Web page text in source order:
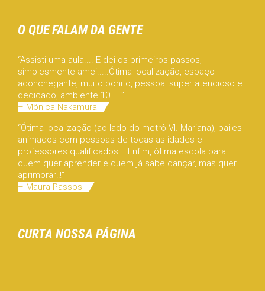
O QUE FALAM DA GENTE
“Assisti uma aula.... E dei os primeiros passos,
simplesmente amei.....Ótima localização, espaço
aconchegante, muito bonito, pessoal super atencioso e
dedicado, ambiente 10.....”
– Mônica Nakamura
“Ótima localização (ao lado do metrô Vl. Mariana), bailes
animados com pessoas de todas as idades e
professores qualificados... Enfim, ótima escola para
quem quer aprender e quem já sabe dançar, mas quer
aprimorar!!!”
– Maura Passos
CURTA NOSSA PÁGINA